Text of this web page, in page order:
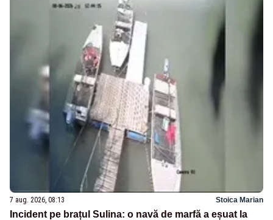
7 aug. 2026, 08:13 Stoica Marian
Incident pe brațul Sulina: o navă de marfă a eșuat la